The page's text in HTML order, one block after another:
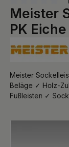
Durchschnittliche
Meister
PK
Meister
Beläge ✓ Holz-
Fußleisten ✓